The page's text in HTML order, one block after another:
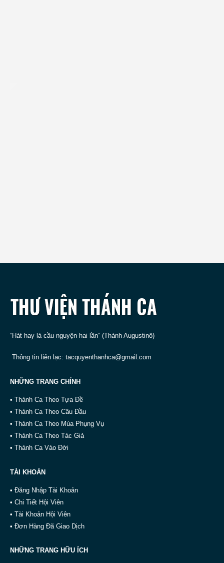
“Hát hay là cầu nguyện hai lần” (Thánh Augustinô)
Thông tin liên lạc: tacquyenthanhca@gmail.com
NHỮNG TRANG CHÍNH
• Thánh Ca Theo Tựa Đề
• Thánh Ca Theo Câu Đầu
• Thánh Ca Theo Mùa Phụng Vụ
• Thánh Ca Theo Tác Giả
• Thánh Ca Vào Đời
TÀI KHOẢN
• Đăng Nhập Tài Khoản
• Chi Tiết Hội Viên
• Tài Khoản Hội Viên
• Đơn Hàng Đã Giao Dịch
NHỮNG TRANG HỮU ÍCH